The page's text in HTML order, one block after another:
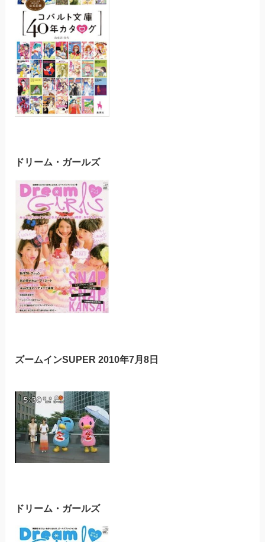
ドリーム・ガールズ
ズームインSUPER 2010年7月8日
ドリーム・ガールズ